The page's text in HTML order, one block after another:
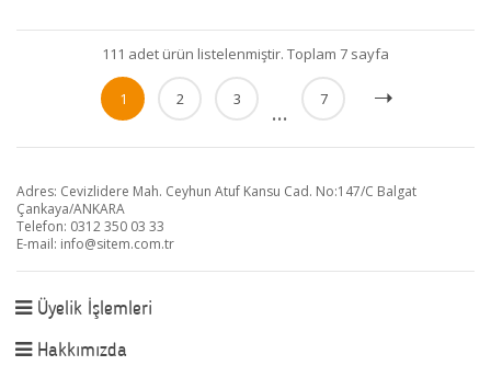
111 adet ürün listelenmiştir. Toplam 7 sayfa
1 2 3 ... 7
Adres: Cevizlidere Mah. Ceyhun Atuf Kansu Cad. No:147/C Balgat
Çankaya/ANKARA
Telefon: 0312 350 03 33
E-mail: info@sitem.com.tr
Üyelik İşlemleri
Hakkımızda